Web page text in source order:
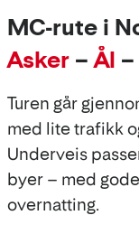
MC-rute i
Asker – Ål –
Turen går
med lite trafikk
Underveis
byer – med
overnatting.